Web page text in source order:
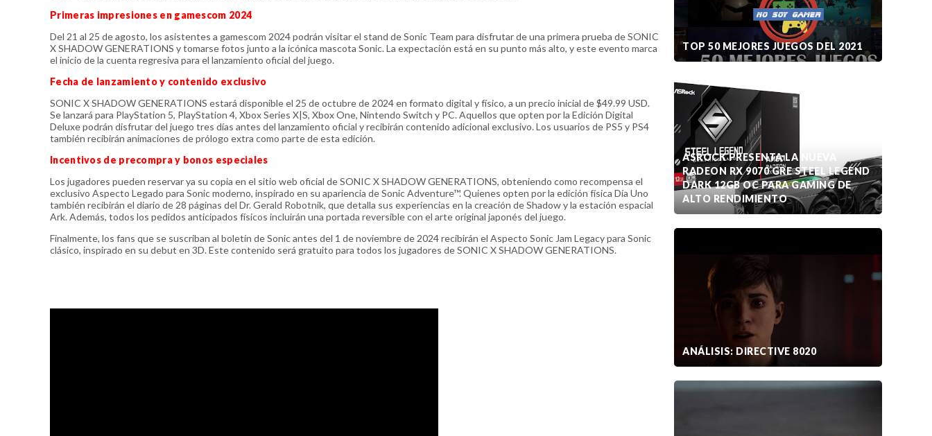
Primeras impresiones en gamescom 2024
Del 21 al 25 de agosto, los asistentes a gamescom 2024 podrán visitar el stand de Sonic Team para disfrutar de una primera prueba de SONIC
X SHADOW GENERATIONS y tomarse fotos junto a la icónica mascota Sonic. La expectación está en su punto más alto, y este evento marca
el inicio de la cuenta regresiva para el lanzamiento oficial del juego.
Fecha de lanzamiento y contenido exclusivo
SONIC X SHADOW GENERATIONS estará disponible el 25 de octubre de 2024 en formato digital y físico, a un precio inicial de $49.99 USD.
Se lanzará para PlayStation 5, PlayStation 4, Xbox Series X|S, Xbox One, Nintendo Switch y PC. Aquellos que opten por la Edición Digital
Deluxe podrán disfrutar del juego tres días antes del lanzamiento oficial y recibirán contenido adicional exclusivo. Los usuarios de PS5 y PS4
también recibirán animaciones de prólogo extra como parte de esta edición.
Incentivos de precompra y bonos especiales
Los jugadores pueden reservar ya su copia en el sitio web oficial de SONIC X SHADOW GENERATIONS, obteniendo como recompensa el
exclusivo Aspecto Legado para Sonic moderno, inspirado en su apariencia de Sonic Adventure™. Quienes opten por la edición física Día Uno
también recibirán el diario de 28 páginas del Dr. Gerald Robotnik, que detalla sus experiencias en la creación de Shadow y la estación espacial
Ark. Además, todos los pedidos anticipados físicos incluirán una portada reversible con el arte original japonés del juego.
Finalmente, los fans que se suscriban al boletín de Sonic antes del 1 de noviembre de 2024 recibirán el Aspecto Sonic Jam Legacy para Sonic
clásico, inspirado en su debut en 3D. Este contenido será gratuito para todos los jugadores de SONIC X SHADOW GENERATIONS.
TOP 50 MEJORES JUEGOS DEL 2021
ASROCK PRESENTA LA NUEVA
RADEON RX 9070 GRE STEEL LEGEND
DARK 12GB OC PARA GAMING DE
ALTO RENDIMIENTO
ANÁLISIS: DIRECTIVE 8020